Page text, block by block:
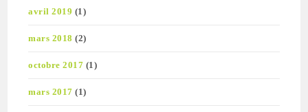
avril 2019 (1)
mars 2018 (2)
octobre 2017 (1)
mars 2017 (1)